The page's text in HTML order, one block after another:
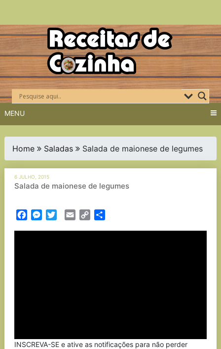
Skip
to
content
MENU
Home Saladas Salada de maionese de legumes
6 JULHO, 2015
Salada de maionese de legumes
FacebookMessenger
TwitterEmail Copy
INSCREVA-SE e ative as notificações para não perder